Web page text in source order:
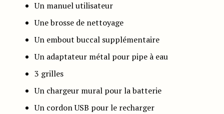
Un manuel utilisateur
Une brosse de nettoyage
Un embout buccal supplémentaire
Un adaptateur métal pour pipe à eau
3 grilles
Un chargeur mural pour la batterie
Un cordon USB pour le recharger